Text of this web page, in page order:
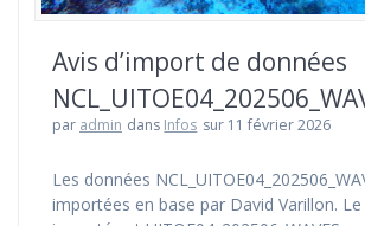
Avis d’import de données
par admin dans Infos sur 11 février 2026
Les données
importées en base par David Varillon.